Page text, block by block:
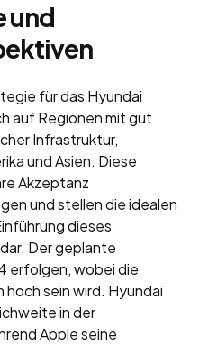
und
für das Hyundai
auf Regionen mit gut
Infrastruktur,
und Asien. Diese
Akzeptanz
und stellen die idealen
dieses
Der geplante
erfolgen, wobei die
sein wird. Hyundai
in der
Apple seine